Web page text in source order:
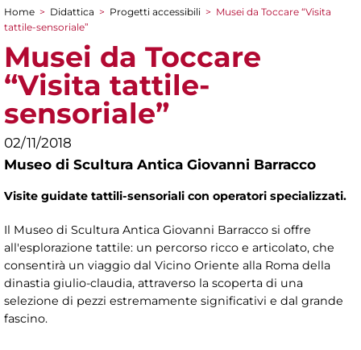
Tu sei qui
Home > Didattica > Progetti accessibili > Musei da Toccare “Visita
tattile-sensoriale”
Musei da Toccare
“Visita tattile-
sensoriale”
02/11/2018
Museo di Scultura Antica Giovanni Barracco
Visite guidate tattili-sensoriali con operatori specializzati.
Il Museo di Scultura Antica Giovanni Barracco si offre
all'esplorazione tattile: un percorso ricco e articolato, che
consentirà un viaggio dal Vicino Oriente alla Roma della
dinastia giulio-claudia, attraverso la scoperta di una
selezione di pezzi estremamente significativi e dal grande
fascino.